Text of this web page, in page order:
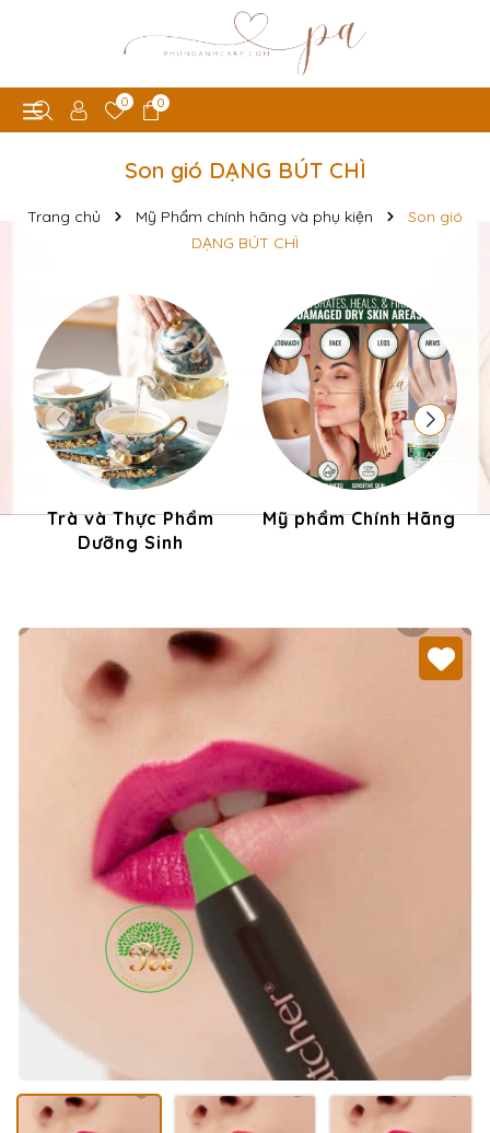
0 0
Son gió DẠNG BÚT CHÌ
Trang chủ Mỹ Phẩm chính hãng và phụ kiện
Son gió
DẠNG BÚT CHÌ
Trà và Thực Phẩm
Dưỡng Sinh
Mỹ phẩm Chính Hãng